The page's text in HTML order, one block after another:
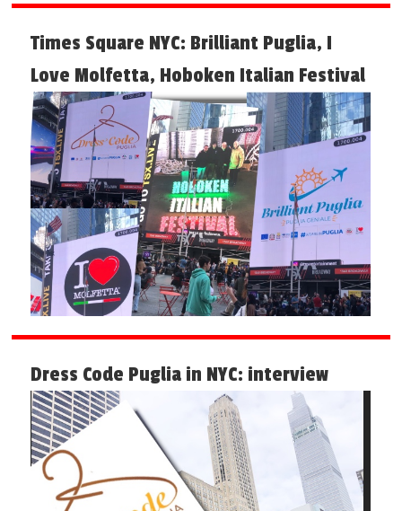
Times Square NYC: Brilliant Puglia, I
Love Molfetta, Hoboken Italian Festival
Dress Code Puglia in NYC: interview